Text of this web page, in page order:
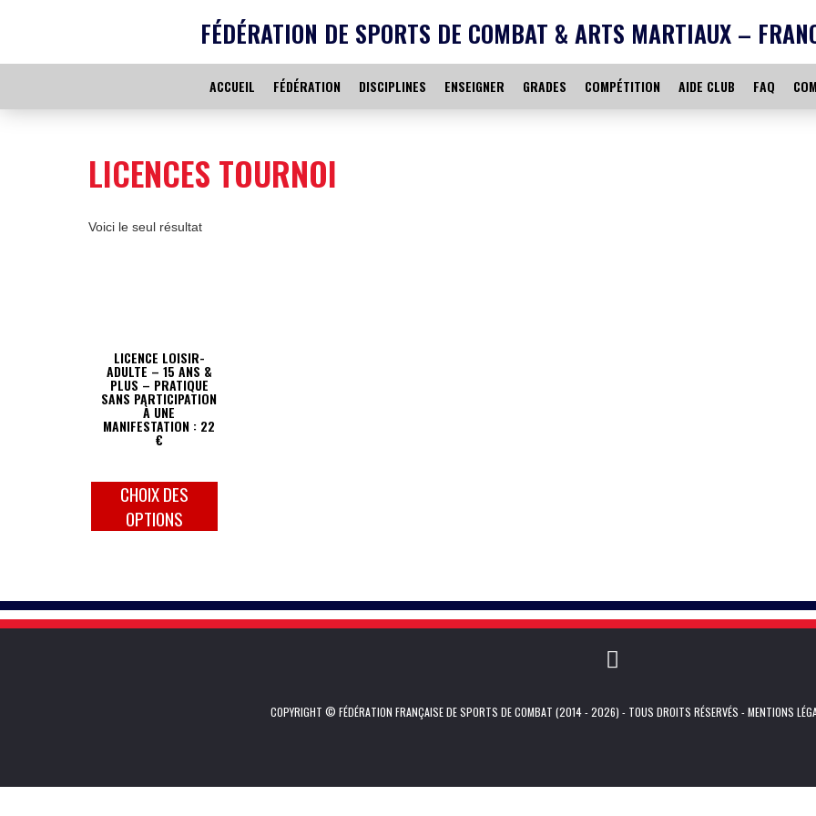
FÉDÉRATION DE SPORTS DE COMBAT & ARTS MARTIAUX –
ACCUEIL FÉDÉRATION DISCIPLINES ENSEIGNER GRADES COMPÉTITION AIDE CLUB FAQ
LICENCES TOURNOI
Voici le seul résultat
LICENCE LOISIR-
ADULTE – 15 ANS &
PLUS – PRATIQUE
SANS PARTICIPATION
À UNE
MANIFESTATION : 22
€
CHOIX DES
OPTIONS
COPYRIGHT © FÉDÉRATION FRANÇAISE DE SPORTS DE COMBAT (2014 - 2026) - TOUS DROITS RÉSERVÉS -MENTIONS